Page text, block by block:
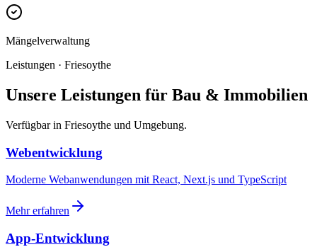
Mängelverwaltung
Leistungen · Friesoythe
Unsere Leistungen für Bau & Immobilien
Verfügbar in Friesoythe und Umgebung.
Webentwicklung
Moderne Webanwendungen mit React, Next.js und TypeScript
Mehr erfahren
App-Entwicklung